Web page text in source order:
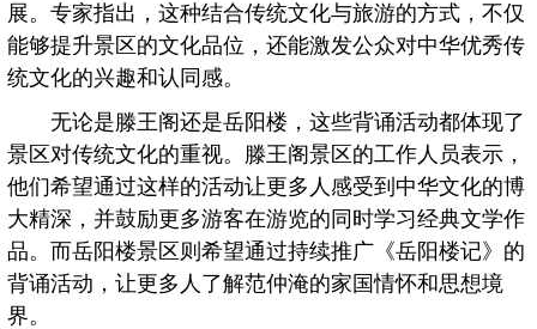
展。专家指出，这种结合传统文化与旅游的方式，不仅
能够提升景区的文化品位，还能激发公众对中华优秀传
统文化的兴趣和认同感。
无论是滕王阁还是岳阳楼，这些背诵活动都体现了
景区对传统文化的重视。滕王阁景区的工作人员表示，
他们希望通过这样的活动让更多人感受到中华文化的博
大精深，并鼓励更多游客在游览的同时学习经典文学作
品。而岳阳楼景区则希望通过持续推广《岳阳楼记》的
背诵活动，让更多人了解范仲淹的家国情怀和思想境
界。